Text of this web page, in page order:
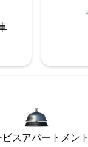
スアパートメント